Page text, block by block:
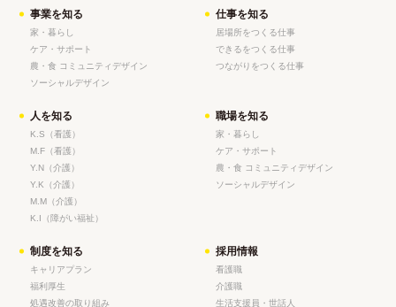
事業を知る
家・暮らし
ケア・サポート
農・食 コミュニティデザイン
ソーシャルデザイン
仕事を知る
居場所をつくる仕事
できるをつくる仕事
つながりをつくる仕事
人を知る
K.S（看護）
M.F（看護）
Y.N（介護）
Y.K（介護）
M.M（介護）
K.I（障がい福祉）
職場を知る
家・暮らし
ケア・サポート
農・食 コミュニティデザイン
ソーシャルデザイン
制度を知る
キャリアプラン
福利厚生
処遇改善の取り組み
採用情報
看護職
介護職
生活支援員・世話人